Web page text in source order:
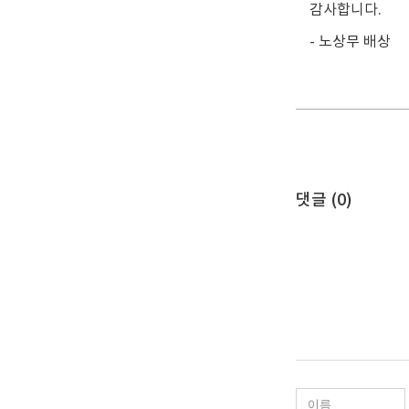
감사합니다.
- 노상무 배상
댓글 (0)